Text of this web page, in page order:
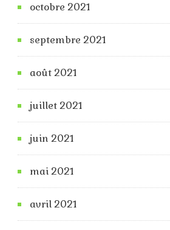
octobre 2021
septembre 2021
août 2021
juillet 2021
juin 2021
mai 2021
avril 2021